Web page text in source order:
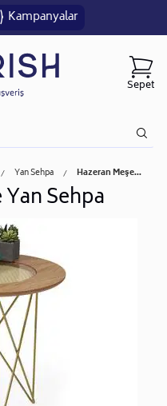
Kampanyalar
Sepet
Yan Sehpa Hazeran Meşe...
Sehpa